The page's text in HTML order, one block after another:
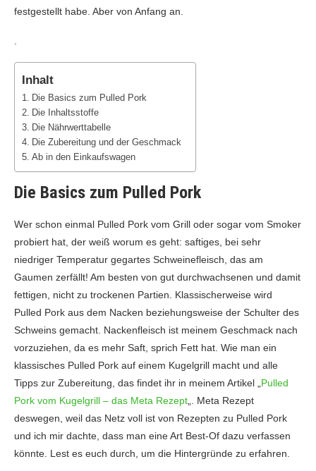
festgestellt habe. Aber von Anfang an.
Inhalt
Die Basics zum Pulled Pork
Die Inhaltsstoffe
Die Nährwerttabelle
Die Zubereitung und der Geschmack
Ab in den Einkaufswagen
Die Basics zum Pulled Pork
Wer schon einmal Pulled Pork vom Grill oder sogar vom Smoker
probiert hat, der weiß worum es geht: saftiges, bei sehr
niedriger Temperatur gegartes Schweinefleisch, das am
Gaumen zerfällt! Am besten von gut durchwachsenen und damit
fettigen, nicht zu trockenen Partien. Klassischerweise wird
Pulled Pork aus dem Nacken beziehungsweise der Schulter des
Schweins gemacht. Nackenfleisch ist meinem Geschmack nach
vorzuziehen, da es mehr Saft, sprich Fett hat. Wie man ein
klassisches Pulled Pork auf einem Kugelgrill macht und alle
Tipps zur Zubereitung, das findet ihr in meinem Artikel „ Pulled
Pork vom Kugelgrill – das Meta Rezept „. Meta Rezept
deswegen, weil das Netz voll ist von Rezepten zu Pulled Pork
und ich mir dachte, dass man eine Art Best-Of dazu verfassen
könnte. Lest es euch durch, um die Hintergründe zu erfahren.